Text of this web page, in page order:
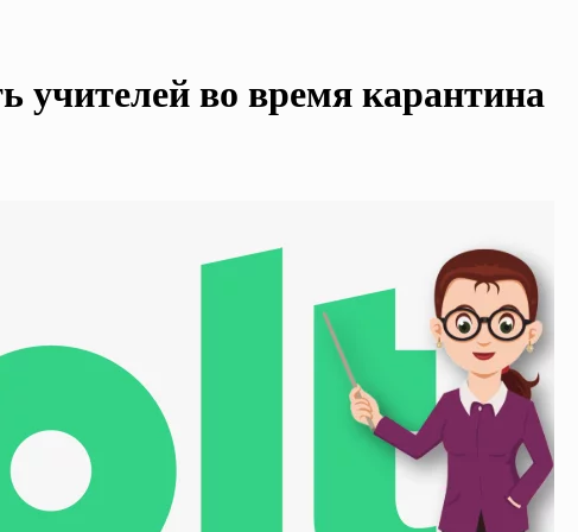
учителей во время карантина